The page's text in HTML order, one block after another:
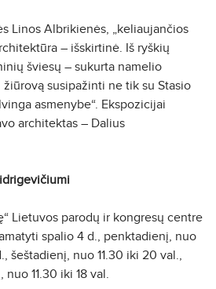
Linos Albrikienės, „keliaujančios
– išskirtinė. Iš ryškių
šviesų – sukurta namelio
susipažinti ne tik su Stasio
asmenybe“. Ekspozicijai
architektas – Dalius
Lietuvos parodų ir kongresų centre
spalio 4 d., penktadienį, nuo
šeštadienį, nuo 11.30 iki 20 val.,
11.30 iki 18 val.